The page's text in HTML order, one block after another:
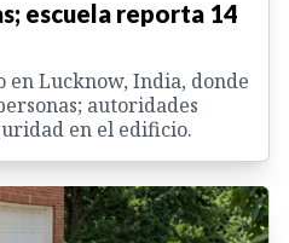
escuela reporta 14
en Lucknow, India, donde
autoridades
en el edificio.